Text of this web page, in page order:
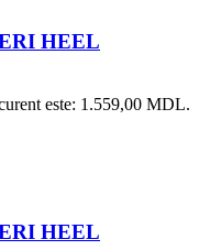
HEEL
este: 1.559,00 MDL.
HEEL